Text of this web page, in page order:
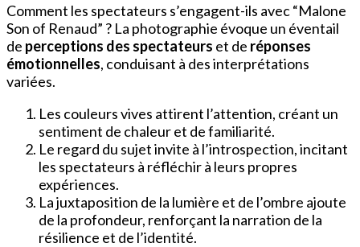
Comment les spectateurs s’engagent-ils avec “Malone
Son of Renaud” ? La photographie évoque un éventail
de perceptions des spectateurs et de réponses
émotionnelles, conduisant à des interprétations
variées.
Les couleurs vives attirent l’attention, créant un
sentiment de chaleur et de familiarité.
Le regard du sujet invite à l’introspection, incitant
les spectateurs à réfléchir à leurs propres
expériences.
La juxtaposition de la lumière et de l’ombre ajoute
de la profondeur, renforçant la narration de la
résilience et de l’identité.